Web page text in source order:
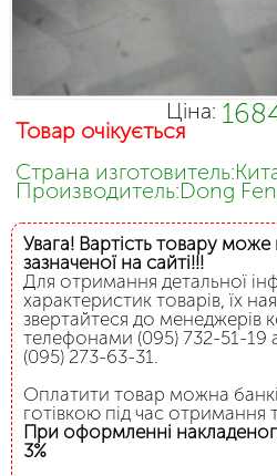
Ціна:
Товар очікується
Страна
Производитель:Dong
Увага! Вартість товару може
зазначеної на сайті!!!
Для отримання детальної
характеристик товарів, їх
звертайтеся до менеджерів
телефонами (095) 732-51-19
(095) 273-63-31.
Оплатити товар можна
готівкою під час отримання
При оформленні
3%